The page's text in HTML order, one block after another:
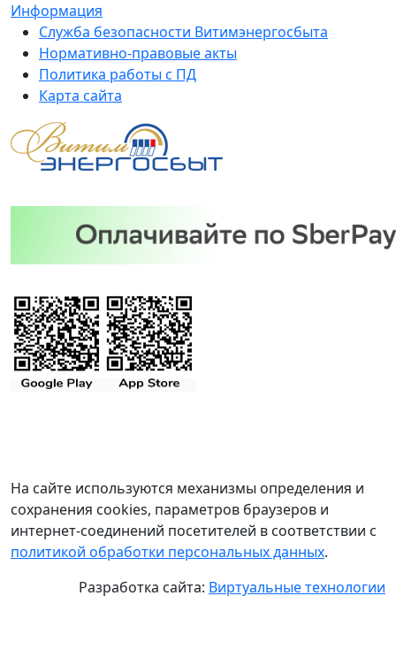
Информация
Служба безопасности Витимэнергосбыта
Нормативно-правовые акты
Политика работы с ПД
Карта сайта
На сайте используются механизмы определения и
сохранения cookies, параметров браузеров и
интернет-соединений посетителей в соответствии с
политикой обработки персональных данных.
Разработка сайта: Виртуальные технологии